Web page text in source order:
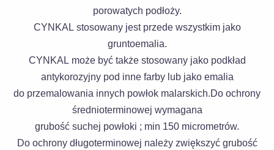
porowatych podłoży.
CYNKAL stosowany jest przede wszystkim jako
gruntoemalia.
CYNKAL może być także stosowany jako podkład
antykorozyjny pod inne farby lub jako emalia
do przemalowania innych powłok malarskich.Do ochrony
średnioterminowej wymagana
grubość suchej powłoki ; min 150 micrometrów.
Do ochrony długoterminowej należy zwiększyć grubość